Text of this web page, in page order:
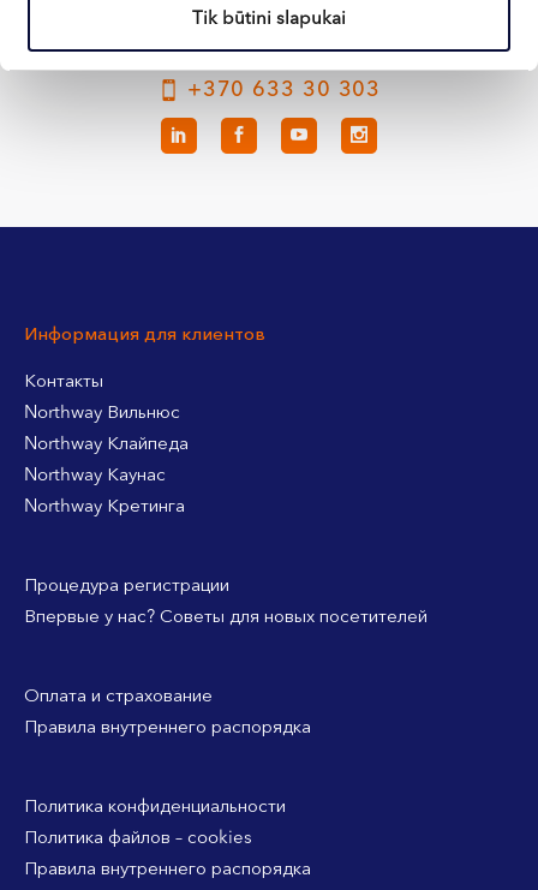
Tik būtini slapukai
+370 633 30 303
Информация для клиентов
Контакты
Northway Вильнюс
Northway Клайпеда
Northway Каунас
Northway Кретинга
Процедура регистрации
Впервые у нас? Советы для новых посетителей
Оплата и страхование
Правила внутреннего распорядка
Политика конфиденциальности
Политика файлов – cookies
Правила внутреннего распорядка